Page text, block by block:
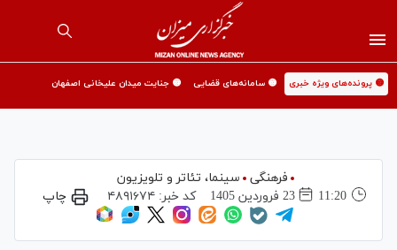
🟡 پرونده‌های ویژه خبری 🟡 سامانه‌های قضایی 🟡 جنایت میدان علیخانی اصفهان
فرهنگی
سینما،‌ تئاتر و تلویزیون
11:20
23 فروردين 1405 کد خبر:۴۸۹۱۶۷۴ چاپ